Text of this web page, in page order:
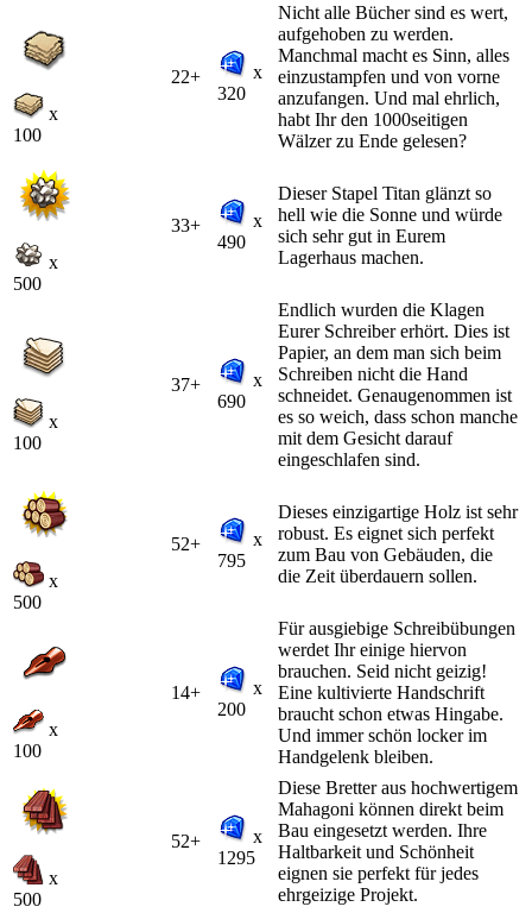
x
100
22+
x
320
Nicht alle Bücher sind es wert,
aufgehoben zu werden.
Manchmal macht es Sinn, alles
einzustampfen und von vorne
anzufangen. Und mal ehrlich,
habt Ihr den 1000seitigen
Wälzer zu Ende gelesen?
x
500
33+
x
490
Dieser Stapel Titan glänzt so
hell wie die Sonne und würde
sich sehr gut in Eurem
Lagerhaus machen.
x
100
37+
x
690
Endlich wurden die Klagen
Eurer Schreiber erhört. Dies ist
Papier, an dem man sich beim
Schreiben nicht die Hand
schneidet. Genaugenommen ist
es so weich, dass schon manche
mit dem Gesicht darauf
eingeschlafen sind.
x
500
52+
x
795
Dieses einzigartige Holz ist sehr
robust. Es eignet sich perfekt
zum Bau von Gebäuden, die
die Zeit überdauern sollen.
x
100
14+
x
200
Für ausgiebige Schreibübungen
werdet Ihr einige hiervon
brauchen. Seid nicht geizig!
Eine kultivierte Handschrift
braucht schon etwas Hingabe.
Und immer schön locker im
Handgelenk bleiben.
x
500
52+
x
1295
Diese Bretter aus hochwertigem
Mahagoni können direkt beim
Bau eingesetzt werden. Ihre
Haltbarkeit und Schönheit
eignen sie perfekt für jedes
ehrgeizige Projekt.